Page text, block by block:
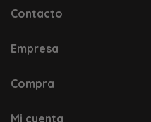
Contacto
Empresa
Compra
Mi cuenta